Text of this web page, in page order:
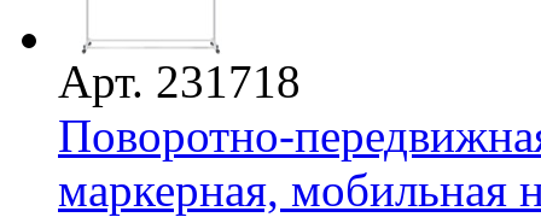
Арт. 231718
Поворотно-
маркерная, мобильная